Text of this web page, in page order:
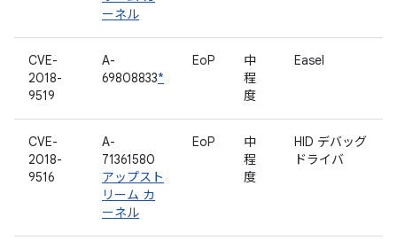
ーネル
CVE-
2018-
9519
A-
69808833*
EoP
中
程
度
Easel
CVE-
2018-
9516
A-
71361580
アップスト
リーム カ
ーネル
EoP
中
程
度
HID デバッグ
ドライバ